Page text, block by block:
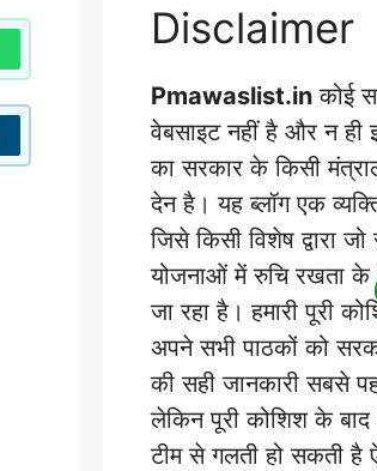
Disclaimer
Pmawaslist.in कोई
वेबसाइट नहीं है और न ही
का सरकार के किसी
देन है। यह ब्लॉग एक
जिसे किसी विशेष द्वारा जो
योजनाओं में रुचि रखता के
जा रहा है। हमारी पूरी
अपने सभी पाठकों को
की सही जानकारी सबसे
लेकिन पूरी कोशिश के बाद
टीम से गलती हो सकती है